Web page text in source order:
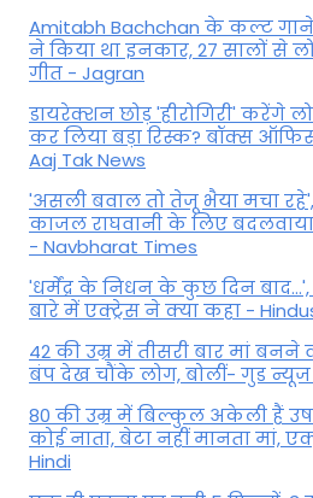
Amitabh Bachchan के कल्ट
ने किया था इनकार, 27 सालों से
गीत - Jagran
डायरेक्शन छोड़ 'हीरोगिरी'
कर लिया बड़ा रिस्क? बॉक्स
Aaj Tak News
'असली बवाल तो तेजू भैया मचा
काजल राघवानी के लिए
- Navbharat Times
'धर्मेंद्र के निधन के कुछ दिन
बारे में एक्ट्रेस ने क्या कहा -
42 की उम्र में तीसरी बार मां बनने
बंप देख चौंके लोग, बोलीं- गुड न्यूज
80 की उम्र में बिल्कुल अकेली हैं
कोई नाता, बेटा नहीं मानता मां,
Hindi